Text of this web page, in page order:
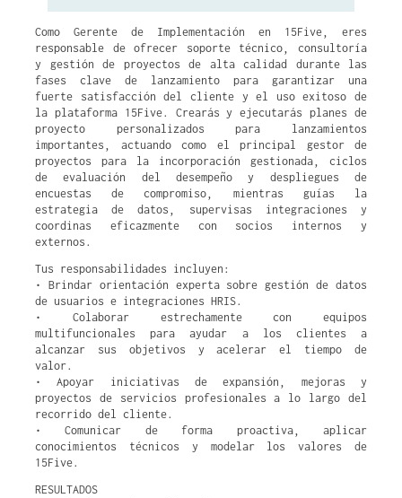
Como Gerente de Implementación en 15Five, eres
responsable de ofrecer soporte técnico, consultoría
y gestión de proyectos de alta calidad durante las
fases clave de lanzamiento para garantizar una
fuerte satisfacción del cliente y el uso exitoso de
la plataforma 15Five. Crearás y ejecutarás planes de
proyecto personalizados para lanzamientos
importantes, actuando como el principal gestor de
proyectos para la incorporación gestionada, ciclos
de evaluación del desempeño y despliegues de
encuestas de compromiso, mientras guías la
estrategia de datos, supervisas integraciones y
coordinas eficazmente con socios internos y
externos.
Tus responsabilidades incluyen:
• Brindar orientación experta sobre gestión de datos
de usuarios e integraciones HRIS.
• Colaborar estrechamente con equipos
multifuncionales para ayudar a los clientes a
alcanzar sus objetivos y acelerar el tiempo de
valor.
• Apoyar iniciativas de expansión, mejoras y
proyectos de servicios profesionales a lo largo del
recorrido del cliente.
• Comunicar de forma proactiva, aplicar
conocimientos técnicos y modelar los valores de
15Five.
RESULTADOS